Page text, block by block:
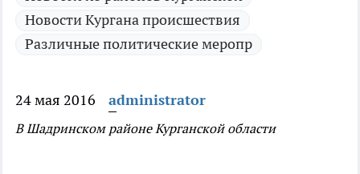
Новости Кургана происшествия
Различные политические меропр
24 мая 2016 administrator
В Шадринском районе Курганской области